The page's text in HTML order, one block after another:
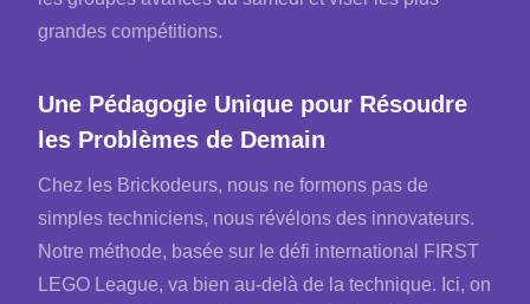
grandes compétitions.
Une Pédagogie Unique pour Résoudre
les Problèmes de Demain
Chez les Brickodeurs, nous ne formons pas de
simples techniciens, nous révélons des innovateurs.
Notre méthode, basée sur le défi international FIRST
LEGO League, va bien au-delà de la technique. Ici, on